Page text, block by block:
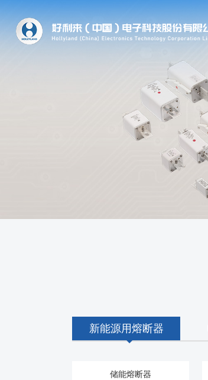
新能源用熔断器
储能熔断器